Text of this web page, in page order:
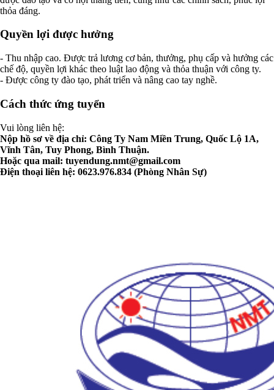
thỏa đáng.
Quyền lợi được hưởng
- Thu nhập cao. Được trả lương cơ bản, thưởng, phụ cấp và hưởng các
chế độ, quyền lợi khác theo luật lao động và thỏa thuận với công ty.
- Được công ty đào tạo, phát triển và nâng cao tay nghề.
Cách thức ứng tuyển
Vui lòng liên hệ:
Nộp hồ sơ về địa chỉ: Công Ty Nam Miền Trung, Quốc Lộ 1A,
Vĩnh Tân, Tuy Phong, Bình Thuận.
Hoặc qua mail: tuyendung.nmt@gmail.com
Điện thoại liên hệ: 0623.976.834 (Phòng Nhân Sự)